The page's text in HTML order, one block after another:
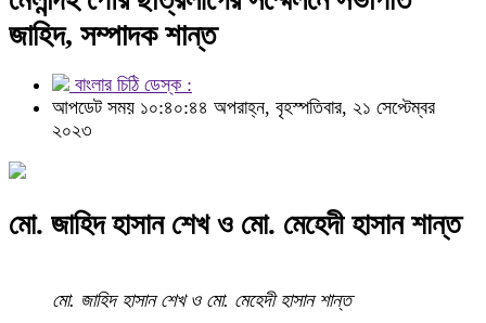
জাহিদ, সম্পাদক শান্ত
বাংলার চিঠি ডেস্ক :
আপডেট সময় ১০:৪০:৪৪ অপরাহ্ন, বৃহস্পতিবার, ২১ সেপ্টেম্বর
২০২৩
মো. জাহিদ হাসান শেখ ও মো. মেহেদী হাসান শান্ত
মো. জাহিদ হাসান শেখ ও মো. মেহেদী হাসান শান্ত